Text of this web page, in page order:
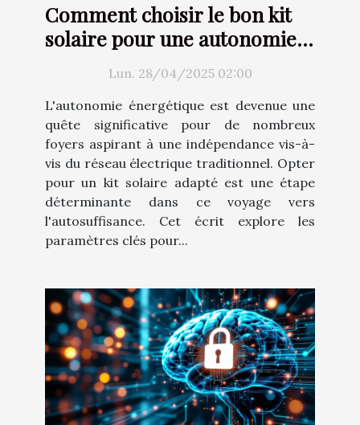
Comment choisir le bon kit
solaire pour une autonomie
énergétique totale
Lun. 28/04/2025 02:00
L'autonomie énergétique est devenue une
quête significative pour de nombreux
foyers aspirant à une indépendance vis-à-
vis du réseau électrique traditionnel. Opter
pour un kit solaire adapté est une étape
déterminante dans ce voyage vers
l'autosuffisance. Cet écrit explore les
paramètres clés pour...